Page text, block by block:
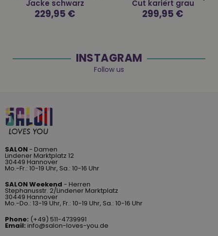
Jacke schwarz
Normaler
Preis
229,95 €
Cut kariert grau
Normaler
Preis
299,95 €
INSTAGRAM
Follow us
SALON- Damen
Lindener Marktplatz 12
30449 Hannover
Mo.-Fr.: 10-19 Uhr, Sa.: 10-16 Uhr
SALON Weekend - Herren
Stephanusstr. 2/Lindener Marktplatz
30449 Hannover
Mo.-Do.: 13-19 Uhr, Fr.: 10-19 Uhr, Sa.: 10-16 Uhr
Phone: (+49) 511-4739991
Email: info@salon-loves-you.de